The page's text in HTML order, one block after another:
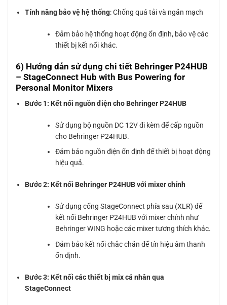
Tính năng bảo vệ hệ thống: Chống quá tải và ngắn mạch
Đảm bảo hệ thống hoạt động ổn định, bảo vệ các
thiết bị kết nối khác.
6) Hướng dẫn sử dụng chi tiết Behringer P24HUB
– StageConnect Hub with Bus Powering for
Personal Monitor Mixers
Bước 1: Kết nối nguồn điện cho Behringer P24HUB
Sử dụng bộ nguồn DC 12V đi kèm để cấp nguồn
cho Behringer P24HUB.
Đảm bảo nguồn điện ổn định để thiết bị hoạt động
hiệu quả.
Bước 2: Kết nối Behringer P24HUB với mixer chính
Sử dụng cổng StageConnect phía sau (XLR) để
kết nối Behringer P24HUB với mixer chính như
Behringer WING hoặc các mixer tương thích khác.
Đảm bảo kết nối chắc chắn để tín hiệu âm thanh
ổn định.
Bước 3: Kết nối các thiết bị mix cá nhân qua
StageConnect